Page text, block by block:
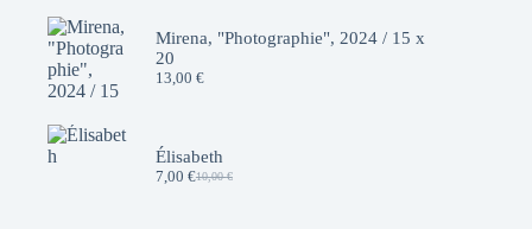
Mirena, "Photographie", 2024 / 15 x
20
13,00 €
Élisabeth
10,00€
Le
7,00 €Le